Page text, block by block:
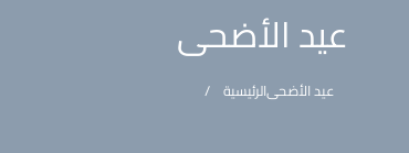
عيد الأضحى
الرئيسيةعيد الأضحى